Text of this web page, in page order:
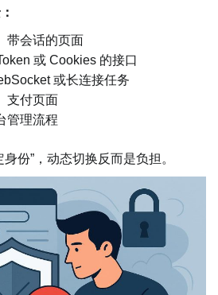
带会话的页面
或 Cookies 的接口
或长连接任务
支付页面
管理流程
份”，动态切换反而是负担。